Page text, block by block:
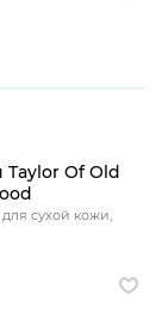
Taylor Of Old
сухой кожи,